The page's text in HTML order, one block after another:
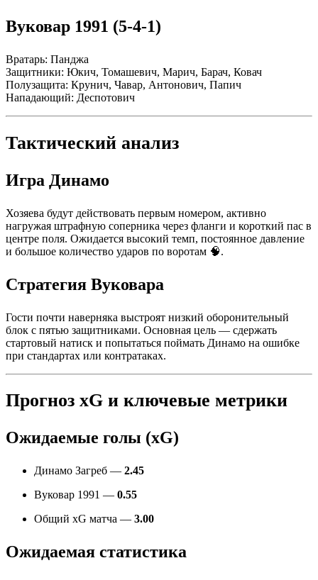
Вуковар 1991 (5-4-1)
Вратарь: Панджа
Защитники: Юкич, Томашевич, Марич, Барач, Ковач
Полузащита: Крунич, Чавар, Антонович, Папич
Нападающий: Деспотович
Тактический анализ
Игра Динамо
Хозяева будут действовать первым номером, активно
нагружая штрафную соперника через фланги и короткий пас в
центре поля. Ожидается высокий темп, постоянное давление
и большое количество ударов по воротам 🧠.
Стратегия Вуковара
Гости почти наверняка выстроят низкий оборонительный
блок с пятью защитниками. Основная цель — сдержать
стартовый натиск и попытаться поймать Динамо на ошибке
при стандартах или контратаках.
Прогноз xG и ключевые метрики
Ожидаемые голы (xG)
Динамо Загреб — 2.45
Вуковар 1991 — 0.55
Общий xG матча — 3.00
Ожидаемая статистика